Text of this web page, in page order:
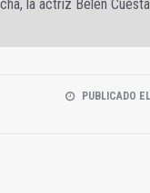
la actriz Belén
PUBLICADO